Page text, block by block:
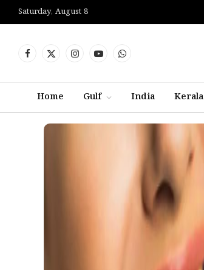
Saturday, August 8
Facebook
X
InstagramYouTubeWhatsApp
Home Gulf India Kerala